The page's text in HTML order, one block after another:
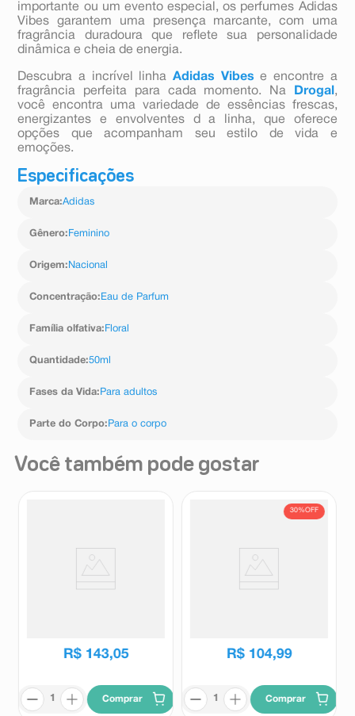
importante ou um evento especial, os perfumes Adidas
Vibes garantem uma presença marcante, com uma
fragrância duradoura que reflete sua personalidade
dinâmica e cheia de energia.
Descubra a incrível linha Adidas Vibes e encontre a
fragrância perfeita para cada momento. Na
Drogal ,
você encontra uma variedade de essências frescas,
energizantes e envolventes d a linha, que oferece
opções que acompanham seu estilo de vida e
emoções.
Especificações
Marca:Adidas
Gênero: Feminino
Origem: Nacional
Concentração: Eau de Parfum
Família olfativa: Floral
Quantidade:50ml
Fases da Vida: Para adultos
Parte do Corpo: Para o corpo
Você também pode gostar
R$ 143,05
Comprar
30%OFF
R$ 104,99
Comprar